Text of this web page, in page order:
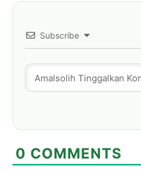
Subscribe
0 COMMENTS